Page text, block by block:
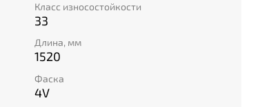
Класс износостойкости
33
Длина, мм
1520
Фаска
4V